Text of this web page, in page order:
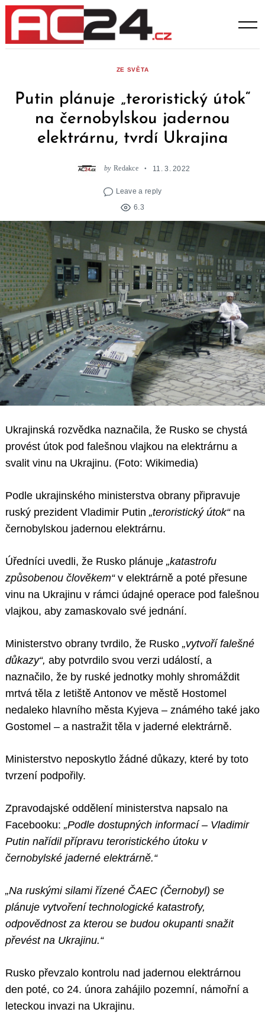
Skip
content
ZE SVĚTA
Putin plánuje „teroristický útok“
na černobylskou jadernou
elektrárnu, tvrdí Ukrajina
by Redakce 11. 3. 2022
Leave a reply
6.3
Ukrajinská rozvědka naznačila, že Rusko se chystá
provést útok pod falešnou vlajkou na elektrárnu a
svalit vinu na Ukrajinu. (Foto: Wikimedia)
Podle ukrajinského ministerstva obrany připravuje
ruský prezident Vladimir Putin „teroristický útok“ na
černobylskou jadernou elektrárnu.
Úředníci uvedli, že Rusko plánuje „katastrofu
způsobenou člověkem“ v elektrárně a poté přesune
vinu na Ukrajinu v rámci údajné operace pod falešnou
vlajkou, aby zamaskovalo své jednání.
Ministerstvo obrany tvrdilo, že Rusko „vytvoří falešné
důkazy“, aby potvrdilo svou verzi událostí, a
naznačilo, že by ruské jednotky mohly shromáždit
mrtvá těla z letiště Antonov ve městě Hostomel
nedaleko hlavního města Kyjeva – známého také jako
Gostomel – a nastražit těla v jaderné elektrárně.
Ministerstvo neposkytlo žádné důkazy, které by toto
tvrzení podpořily.
Zpravodajské oddělení ministerstva napsalo na
Facebooku: „Podle dostupných informací – Vladimir
Putin nařídil přípravu teroristického útoku v
černobylské jaderné elektrárně.“
„Na ruskými silami řízené ČAEC (Černobyl) se
plánuje vytvoření technologické katastrofy,
odpovědnost za kterou se budou okupanti snažit
převést na Ukrajinu.“
Rusko převzalo kontrolu nad jadernou elektrárnou
den poté, co 24. února zahájilo pozemní, námořní a
leteckou invazi na Ukrajinu.